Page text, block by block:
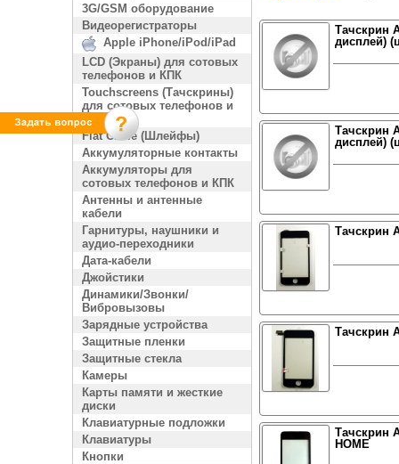
3G/GSM оборудование
Видеорегистраторы
Apple iPhone/iPod/iPad
LCD (Экраны) для сотовых
телефонов и КПК
Touchscreens (Тачскрины)
для сотовых телефонов и
КПК
Flat Cable (Шлейфы)
Аккумуляторные контакты
Аккумуляторы для
сотовых телефонов и КПК
Антенны и антенные
кабели
Гарнитуры, наушники и
аудио-переходники
Дата-кабели
Джойстики
Динамики/Звонки/
Вибровызовы
Зарядные устройства
Защитные пленки
Защитные стекла
Камеры
Карты памяти и жесткие
диски
Клавиатурные подложки
Клавиатуры
Кнопки
Тачскрин
дисплей)
Тачскрин
дисплей)
Тачскрин
Тачскрин
Тачскрин
HOME